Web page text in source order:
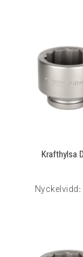
Krafthylsa
Nyckelvidd :